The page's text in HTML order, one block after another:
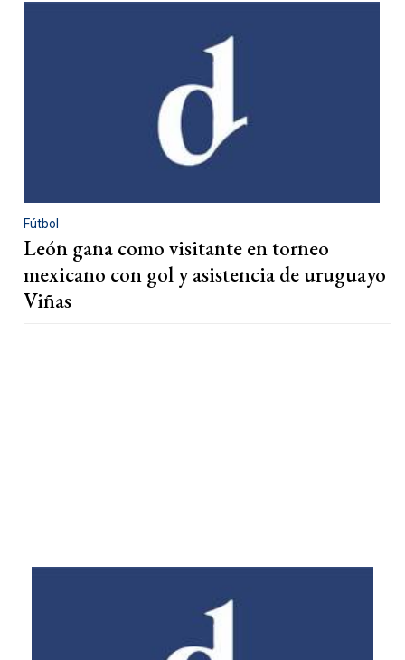
Fútbol
León gana como visitante en torneo
mexicano con gol y asistencia de uruguayo
Viñas